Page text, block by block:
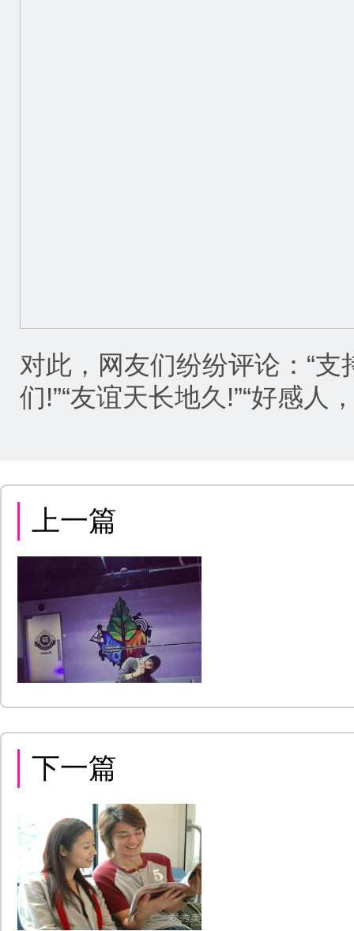
对此，网友们纷纷评论：“
们!”“友谊天长地久!”“好感人
上一篇
下一篇